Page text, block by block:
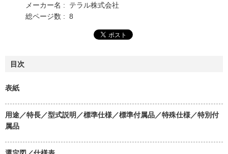
メーカー名 : テラル株式会社
総ページ数 : 8
目次
表紙
用途／特長／型式説明／標準仕様／標準付属品／特殊仕様／特別付
属品